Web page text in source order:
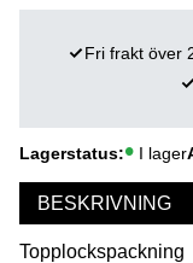
Lagerstatus I lager
Fri frakt över
BESKRIVNING
Topplockspackning